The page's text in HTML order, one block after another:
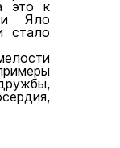
это к
и Яло
стало